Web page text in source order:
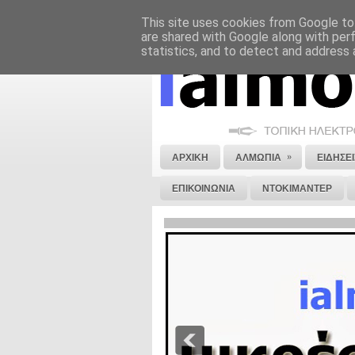
ΝΟΜΙΚΗ ΣΗΜΕΙΩΣΗ ΔΙΑΦΗΜΙΣΗ
ΑΡΧΙΚΗ ΑΛΜΩΠΙΑ »
ΕΠΙΚΟΙΝΩΝΙΑ ΝΤΟΚΙΜΑΝΤΕΡ
This site uses cookies from Google
are shared with Google along with
statistics, and to detect and address